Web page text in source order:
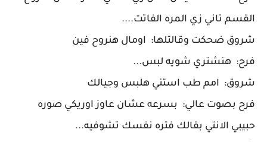
القسم تاني زي المره الفاتت....
شروق ضحكت وقالتلها: اومال هنروح فين
فرح: هنشتري شويه لبس...
شروق: امم طب استني هلبس وجيالك
فرح بصوت عالي: بسرعه عشان عاوز اوريكي صوره
حبيبي الانتي بقالك فتره نفسك تشوفيه...